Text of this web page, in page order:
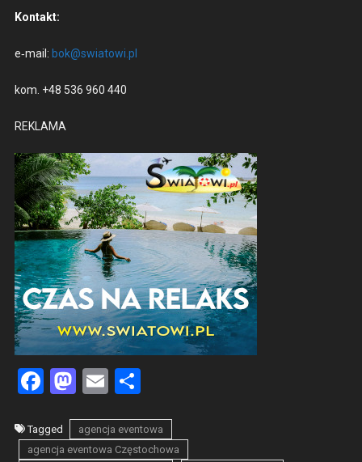
Kon­takt:
e‑mail: bok@swiatowi.pl
kom. +48 536 960 440
REKLAMA
Facebook
Mastodon
EmailShare
Tagged
agencja eventowa
agencja eventowa Częstochowa